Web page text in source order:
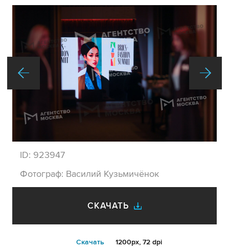
ID: 923947
Фотограф: Василий Кузьмичёнок
СКАЧАТЬ
Cкачать 1200px, 72 dpi